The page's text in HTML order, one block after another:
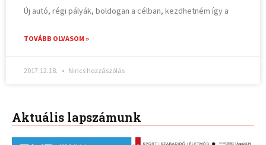
Új autó, régi pályák, boldogan a célban, kezdhetném így a
TOVÁBB OLVASOM »
2017.12.18. Nincs hozzászólás
Aktuális lapszámunk